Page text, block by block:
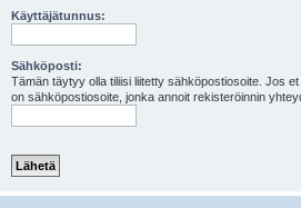
Käyttäjätunnus:
Sähköposti:
Tämän täytyy olla tiliisi liitetty sähköpostiosoite. Jos
on sähköpostiosoite, jonka annoit rekisteröinnin